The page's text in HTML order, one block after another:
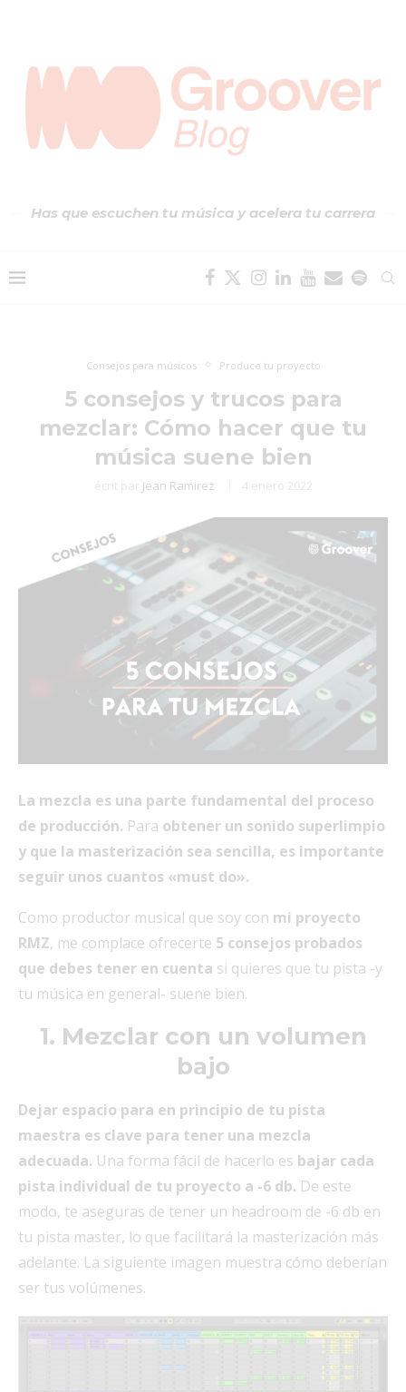
Has que escuchen tu música y acelera tu carrera
Consejos para músicos Produce tu proyecto
5 consejos y trucos para
mezclar: Cómo hacer que tu
música suene bien
écrit par Jean Ramirez 4 enero 2022
La mezcla es una parte fundamental del proceso
de producción. Para obtener un sonido superlimpio
y que la masterización sea sencilla, es importante
seguir unos cuantos «must do».
Como productor musical que soy con mi proyecto
RMZ, me complace ofrecerte 5 consejos probados
que debes tener en cuenta si quieres que tu pista -y
tu música en general- suene bien.
1. Mezclar con un volumen
bajo
Dejar espacio para en principio de tu pista
maestra es clave para tener una mezcla
adecuada. Una forma fácil de hacerlo es bajar cada
pista individual de tu proyecto a -6 db. De este
modo, te aseguras de tener un headroom de -6 db en
tu pista master, lo que facilitará la masterización más
adelante. La siguiente imagen muestra cómo deberían
ser tus volúmenes.